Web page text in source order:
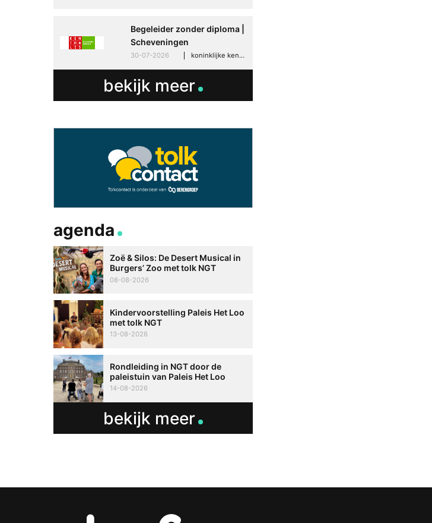
Begeleider zonder diploma |
Scheveningen
30-07-2026 koninklijke kentalis, scheveningen
bekijk meer
agenda
Zoë & Silos: De Desert Musical in
Burgers’ Zoo met tolk NGT
08-08-2026
Kindervoorstelling Paleis Het Loo
met tolk NGT
13-08-2026
Rondleiding in NGT door de
paleistuin van Paleis Het Loo
14-08-2026
bekijk meer